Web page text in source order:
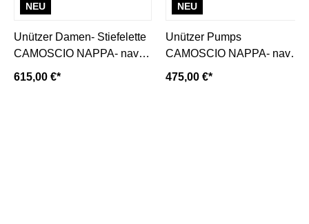
NEU
Unützer Damen- Stiefelette
CAMOSCIO NAPPA- navy/
dunkelblau
615,00 €*
NEU
Unützer Pumps
CAMOSCIO NAPPA- navy/
dunkelblau
475,00 €*